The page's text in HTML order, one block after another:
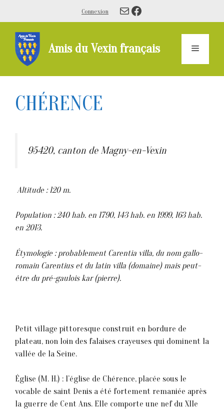
contenu
Connexion E-mailFacebook
Amis du Vexin français Menu
CHÉRENCE
95420, canton de Magny-en-Vexin
Altitude : 120 m.
Population : 240 hab. en 1790, 143 hab. en 1999, 163 hab.
en 2013.
Étymologie : probablement Carentia villa, du nom gallo-
romain Carentius et du latin villa (domaine) mais peut-
être du pré-gaulois kar (pierre).
Petit village pittoresque construit en bordure de
plateau, non loin des falaises crayeuses qui dominent la
vallée de la Seine.
Église (M. H.) : l’église de Chérence, placée sous le
vocable de saint Denis a été fortement remaniée après
la guerre de Cent Ans. Elle comporte une nef du XIIe